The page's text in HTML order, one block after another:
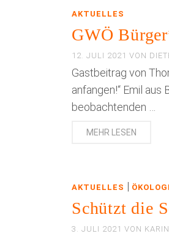
AKTUELLES
GWÖ
12. JULI 2021 VON
Gastbeitrag von
anfangen!“ Emil
beobachtenden …
MEHR LESEN
AKTUELLES |
Schützt die
3. JULI 2021 VON